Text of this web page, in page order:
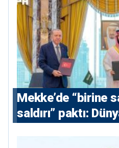
Mekke’de “birine
saldırı” paktı: